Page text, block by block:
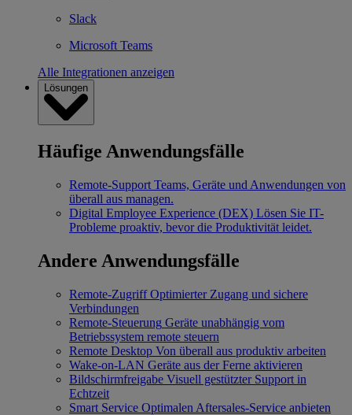
Slack
Microsoft Teams
Alle Integrationen anzeigen
Lösungen
Häufige Anwendungsfälle
Remote-Support Teams, Geräte und Anwendungen von
überall aus managen.
Digital Employee Experience (DEX) Lösen Sie IT-
Probleme proaktiv, bevor die Produktivität leidet.
Andere Anwendungsfälle
Remote-Zugriff Optimierter Zugang und sichere
Verbindungen
Remote-Steuerung Geräte unabhängig vom
Betriebssystem remote steuern
Remote Desktop Von überall aus produktiv arbeiten
Wake-on-LAN Geräte aus der Ferne aktivieren
Bildschirmfreigabe Visuell gestützter Support in
Echtzeit
Smart Service Optimalen Aftersales-Service anbieten